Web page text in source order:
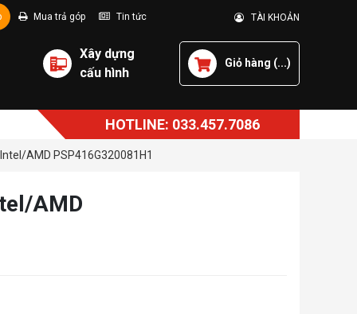
Mua trả góp Tin tức TÀI KHOẢN
Xây dựng
cấu hình
Giỏ hàng (...)
HOTLINE: 033.457.7086
AMD PSP416G320081H1
AMD